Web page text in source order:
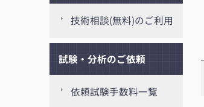
技術相談(無料)のご利用
試験・分析のご依頼
依頼試験手数料一覧